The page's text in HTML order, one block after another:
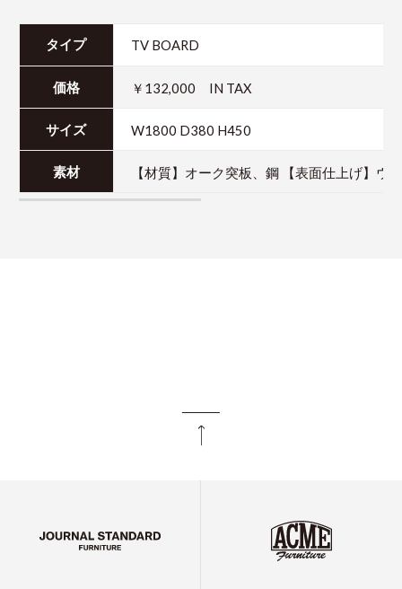
タイプ TV BOARD
価格 ￥132,000 IN TAX
サイズ W1800 D380 H450
素材 【材質】オーク突板、鋼 【表面仕上げ】